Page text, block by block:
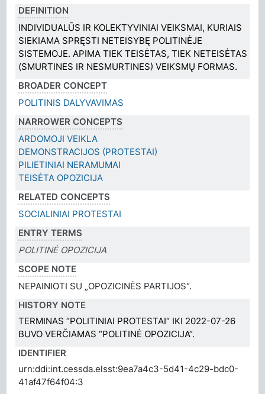
DEFINITION
INDIVIDUALŪS IR KOLEKTYVINIAI VEIKSMAI, KURIAIS
SIEKIAMA SPRĘSTI NETEISYBĘ POLITINĖJE
SISTEMOJE. APIMA TIEK TEISĖTAS, TIEK NETEISĖTAS
(SMURTINES IR NESMURTINES) VEIKSMŲ FORMAS.
BROADER CONCEPT
POLITINIS DALYVAVIMAS
NARROWER CONCEPTS
ARDOMOJI VEIKLA
DEMONSTRACIJOS (PROTESTAI)
PILIETINIAI NERAMUMAI
TEISĖTA OPOZICIJA
RELATED CONCEPTS
SOCIALINIAI PROTESTAI
ENTRY TERMS
POLITINĖ OPOZICIJA
SCOPE NOTE
NEPAINIOTI SU „OPOZICINĖS PARTIJOS“.
HISTORY NOTE
TERMINAS “POLITINIAI PROTESTAI“ IKI 2022-07-26
BUVO VERČIAMAS “POLITINĖ OPOZICIJA“.
IDENTIFIER
urn:ddi:int.cessda.elsst:9ea7a4c3-5d41-4c29-bdc0-
41af47f64f04:3